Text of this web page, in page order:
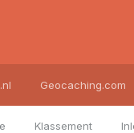
Klassement
Geocaching.com